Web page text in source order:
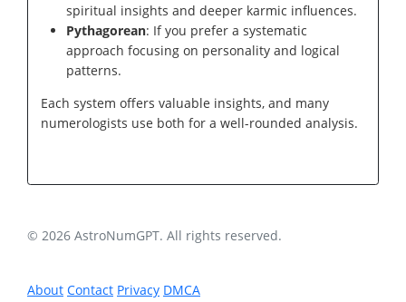
spiritual insights and deeper karmic influences.
Pythagorean: If you prefer a systematic
approach focusing on personality and logical
patterns.
Each system offers valuable insights, and many
numerologists use both for a well-rounded analysis.
© 2026 AstroNumGPT. All rights reserved.
About Contact Privacy DMCA